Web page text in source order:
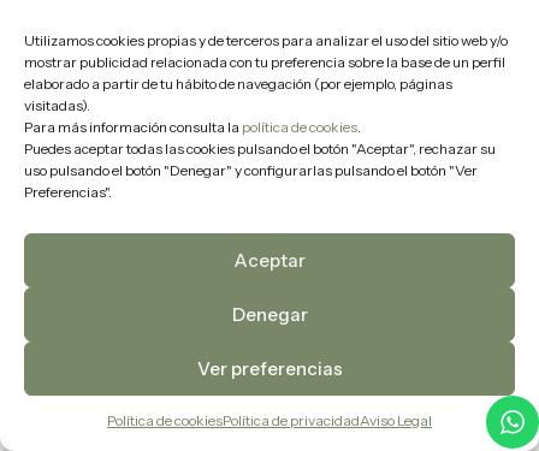
Utilizamos cookies propias y de terceros para analizar el uso del sitio web y/o
mostrar publicidad relacionada con tu preferencia sobre la base de un perfil
elaborado a partir de tu hábito de navegación (por ejemplo, páginas
visitadas).
Para más información consulta la política de cookies.
Puedes aceptar todas las cookies pulsando el botón "Aceptar", rechazar su
uso pulsando el botón "Denegar" y configurarlas pulsando el botón "Ver
Preferencias".
Aceptar
Denegar
Ver preferencias
Política de cookiesPolítica de privacidadAviso Legal